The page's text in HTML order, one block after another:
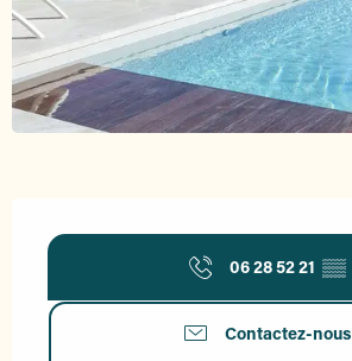
06 28 52 21 ▒▒
Contactez-nous